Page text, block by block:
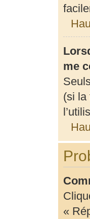
me
(si la
«